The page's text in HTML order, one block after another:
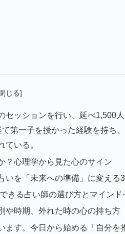
セッションを行い、延べ1,500
第一子を授かった経験を持ち
いる。
？心理学から見た心のサイン
いを「未来への準備」に変える
きる占い師の選び方とマインド
や時期、外れた時の心の持ち方
す。今日から始める「自分を